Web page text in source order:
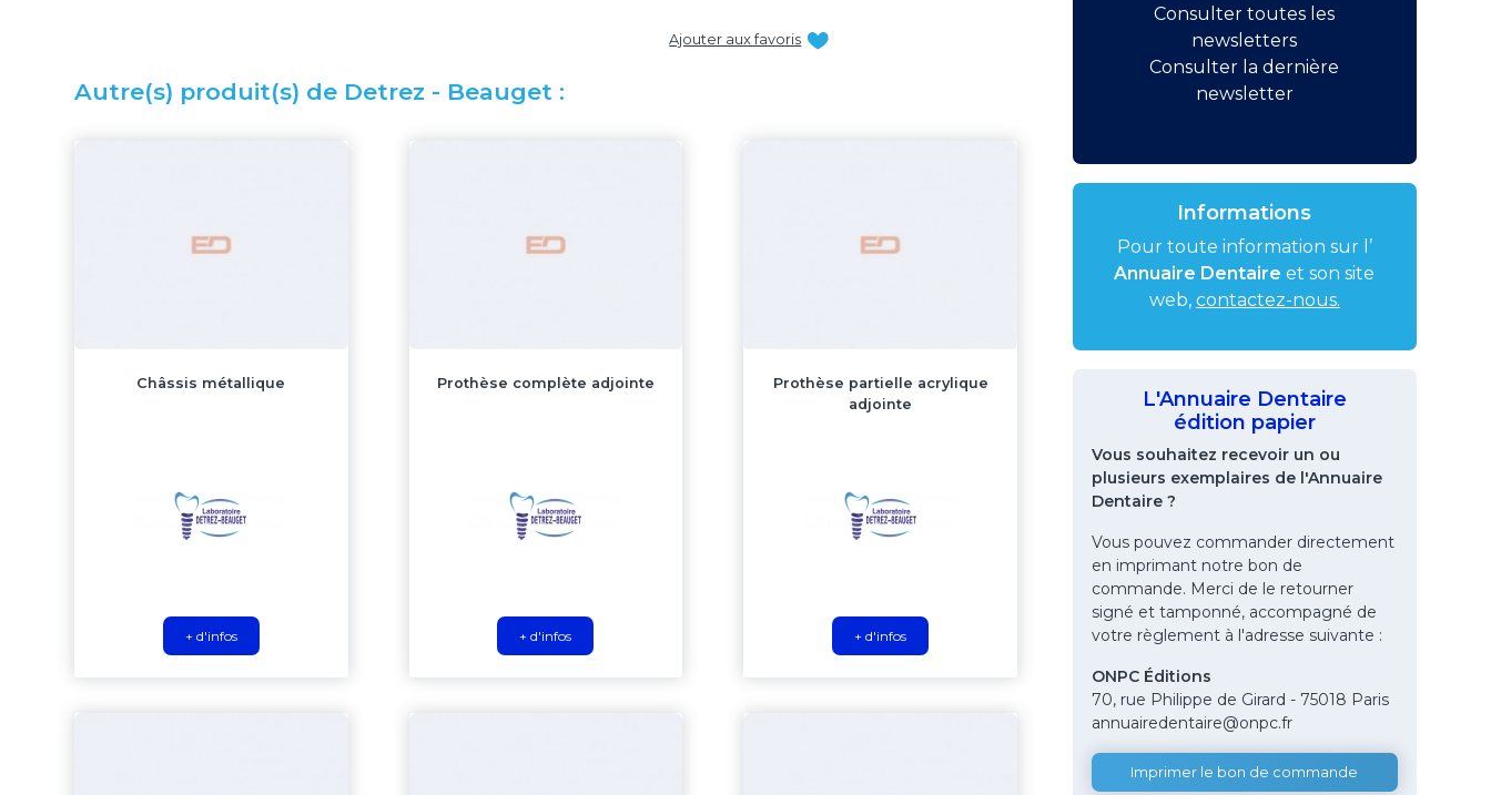
Ajouter aux favoris
Autre(s) produit(s) de Detrez - Beauget :
Châssis métallique
+ d'infos
Prothèse complète adjointe
+ d'infos
Prothèse partielle acrylique
adjointe
+ d'infos
Consulter toutes les
newsletters
Consulter la dernière
newsletter
Informations
Pour toute information sur l’
Annuaire Dentaire et son site
web, contactez-nous.
L'Annuaire Dentaire
édition papier
Vous souhaitez recevoir un ou
plusieurs exemplaires de l'Annuaire
Dentaire ?
Vous pouvez commander directement
en imprimant notre bon de
commande. Merci de le retourner
signé et tamponné, accompagné de
votre règlement à l'adresse suivante :
ONPC Éditions
70, rue Philippe de Girard - 75018 Paris
annuairedentaire@onpc.fr
Imprimer le bon de commande